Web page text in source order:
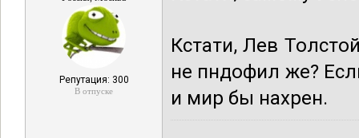
Репутация: 300
В отпуске
Кстати, Лев
не пндофил же?
и мир бы нахрен.